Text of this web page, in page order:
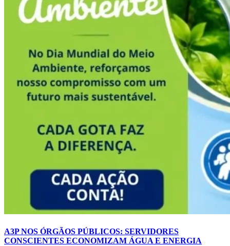
A3P NOS ÓRGÃOS PÚBLICOS: SERVIDORES
CONSCIENTES ECONOMIZAM ÁGUA E ENERGIA